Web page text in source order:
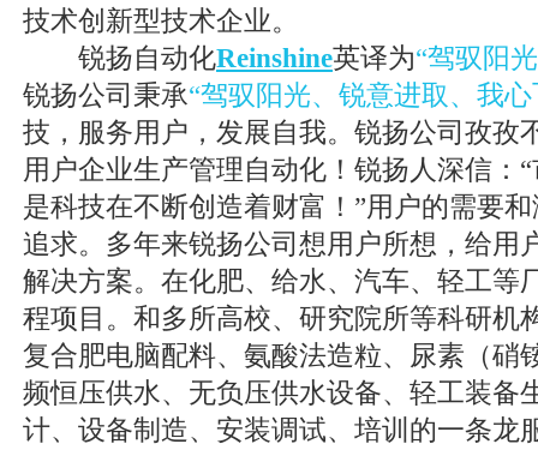
技术创新型技术企业。
锐扬自动化Reinshine英译为“驾驭阳
锐扬公司秉承“驾驭阳光、锐意进取、我心
技，服务用户，发展自我。锐扬公司孜孜
用户企业生产管理自动化！锐扬人深信：
是科技在不断创造着财富！”用户的需要
追求。多年来锐扬公司想用户所想，给用
解决方案。在化肥、给水、汽车、轻工等
程项目。和多所高校、研究院所等科研机
复合肥电脑配料、氨酸法造粒、尿素（硝
频恒压供水、无负压供水设备、轻工装备
计、设备制造、安装调试、培训的一条龙